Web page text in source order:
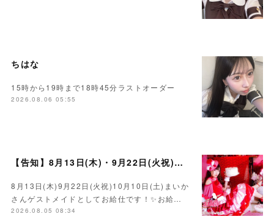
ちはな
15時から19時まで18時45分ラストオーダー
2026.08.06 05:55
【告知】8月13日(木)・9月22日(火祝)・10月10日(土)ゲスト まいかさん🍓
8月13日(木)9月22日(火祝)10月10日(土)まいか
さんゲストメイドとしてお給仕です！✨お給…
2026.08.05 08:34